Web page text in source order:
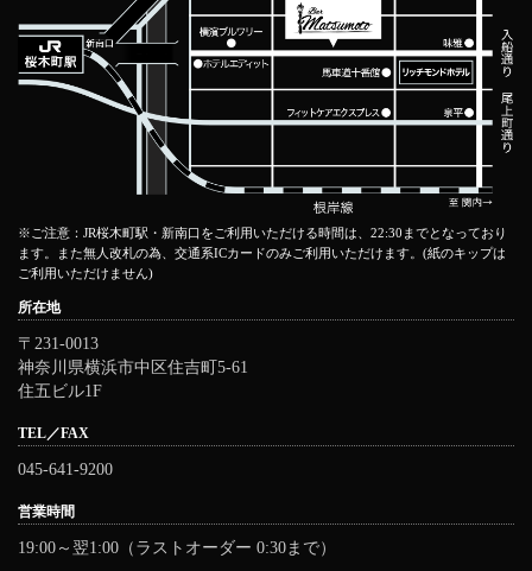
※ご注意：JR桜木町駅・新南口をご利用いただける時間は、22:30までとなっており
ます。また無人改札の為、交通系ICカードのみご利用いただけます。(紙のキップは
ご利用いただけません)
所在地
〒231-0013
神奈川県横浜市中区住吉町5-61
住五ビル1F
TEL／FAX
045-641-9200
営業時間
19:00～翌1:00（ラストオーダー 0:30まで）